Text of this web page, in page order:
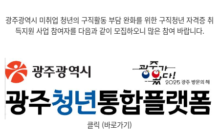
광주광역시 미취업 청년의 구직활동 부담 완화를 위한 구직청년 자격증 취
득지원 사업 참여자를 다음과 같이 모집하오니 많은 참여 바랍니다.
클릭 (바로가기)